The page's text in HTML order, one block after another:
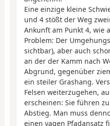
Eine einzige kleine
und 4 stößt der Weg
Ankunft am Punkt 4, wie
Problem: Der
sichtbar), aber auch
an der der Kamm nach
Abgrund, gegenüber
ein steiler Grashang.
Felsen weiterzugehen,
erscheinen: Sie führen
Abstieg. Man muss
einen vagen Pfadansatz